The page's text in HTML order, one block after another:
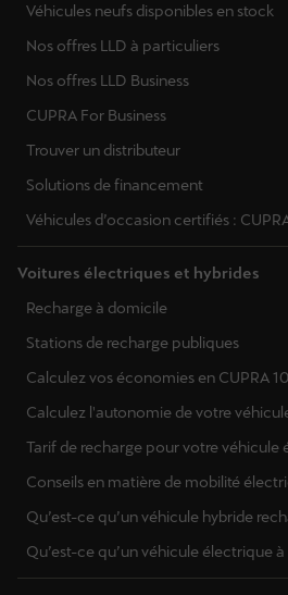
Portugal
Roumanie
Suède
Slovaquie
Ukraine
Véhicules neufs disponibles en stock
Nos offres LLD à particuliers
Nos offres LLD Business
CUPRA For Business
Trouver un distributeur
Solutions de financement
Véhicules d’occasion certifiés :
Voitures électriques et hybrides
Recharge à domicile
Stations de recharge publiques
Calculez vos économies en CUPRA
Calculez l'autonomie de votre
Tarif de recharge pour votre véhicule
Conseils en matière de mobilité
Qu’est-ce qu’un véhicule hybride
Qu’est-ce qu’un véhicule électrique